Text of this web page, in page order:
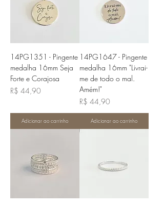
14PG1351 - Pingente
medalha 16mm Seja
Forte e Corajosa
Preço
R$ 44,90
Adicionar ao carrinho
14PG1647 - Pingente
medalha 16mm "Livrai-
me de todo o mal.
Amém!"
Preço
R$ 44,90
Adicionar ao carrinho